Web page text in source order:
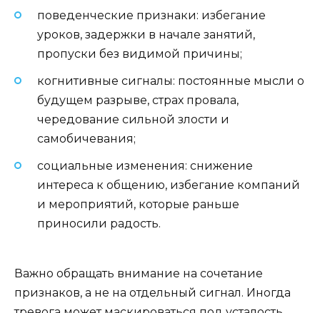
поведенческие признаки: избегание
уроков, задержки в начале занятий,
пропуски без видимой причины;
когнитивные сигналы: постоянные мысли о
будущем разрыве, страх провала,
чередование сильной злости и
самобичевания;
социальные изменения: снижение
интереса к общению, избегание компаний
и мероприятий, которые раньше
приносили радость.
Важно обращать внимание на сочетание
признаков, а не на отдельный сигнал. Иногда